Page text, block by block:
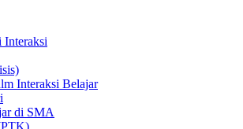
Interaksi
Interaksi Belajar
di SMA